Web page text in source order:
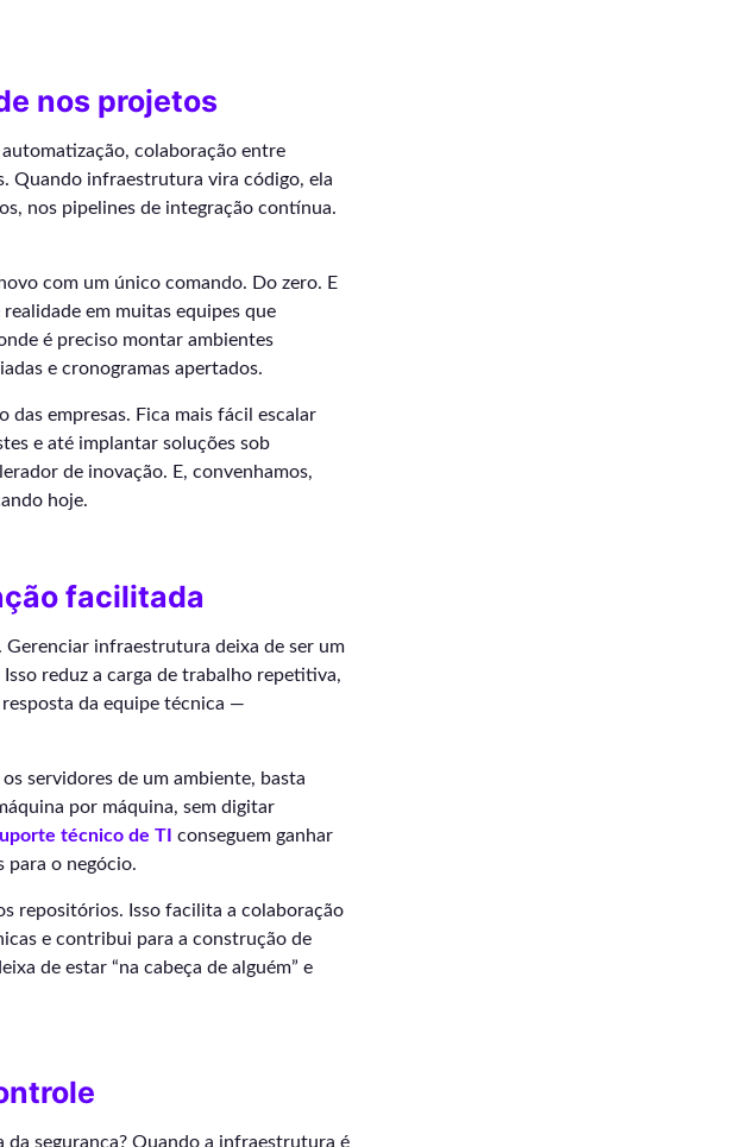
nos projetos
colaboração entre
Quando infraestrutura vira código, ela
nos pipelines de integração contínua.
com um único comando. Do zero. E
em muitas equipes que
é preciso montar ambientes
e cronogramas apertados.
das empresas. Fica mais fácil escalar
e até implantar soluções sob
de inovação. E, convenhamos,
hoje.
facilitada
infraestrutura deixa de ser um
reduz a carga de trabalho repetitiva,
da equipe técnica —
servidores de um ambiente, basta
por máquina, sem digitar
técnico de TI conseguem ganhar
para o negócio.
repositórios. Isso facilita a colaboração
e contribui para a construção de
de estar “na cabeça de alguém” e
da segurança? Quando a infraestrutura é